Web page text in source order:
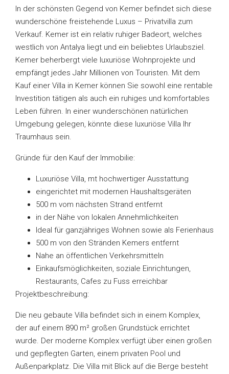
In der schönsten Gegend von Kemer befindet sich diese
wunderschöne freistehende Luxus – Privatvilla zum
Verkauf. Kemer ist ein relativ ruhiger Badeort, welches
westlich von Antalya liegt und ein beliebtes Urlaubsziel.
Kemer beherbergt viele luxuriöse Wohnprojekte und
empfängt jedes Jahr Millionen von Touristen. Mit dem
Kauf einer Villa in Kemer können Sie sowohl eine rentable
Investition tätigen als auch ein ruhiges und komfortables
Leben führen. In einer wunderschönen natürlichen
Umgebung gelegen, könnte diese luxuriöse Villa Ihr
Traumhaus sein.
Gründe für den Kauf der Immobilie:
Luxuriöse Villa, mt hochwertiger Ausstattung
eingerichtet mit modernen Haushaltsgeräten
500 m vom nächsten Strand entfernt
in der Nähe von lokalen Annehmlichkeiten
Ideal für ganzjähriges Wohnen sowie als Ferienhaus
500 m von den Stränden Kemers entfernt
Nahe an öffentlichen Verkehrsmitteln
Einkaufsmöglichkeiten, soziale Einrichtungen,
Restaurants, Cafes zu Fuss erreichbar
Projektbeschreibung:
Die neu gebaute Villa befindet sich in einem Komplex,
der auf einem 890 m² großen Grundstück errichtet
wurde. Der moderne Komplex verfügt über einen großen
und gepflegten Garten, einem privaten Pool und
Außenparkplatz. Die Villa mit Blick auf die Berge besteht